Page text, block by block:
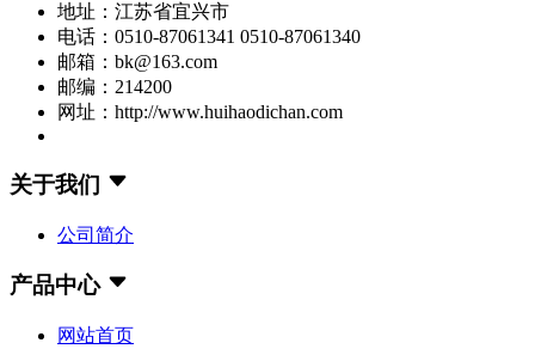
地址：江苏省宜兴市
电话：0510-87061341 0510-87061340
邮箱：bk@163.com
邮编：214200
网址：http://www.huihaodichan.com
关于我们
公司简介
产品中心
网站首页